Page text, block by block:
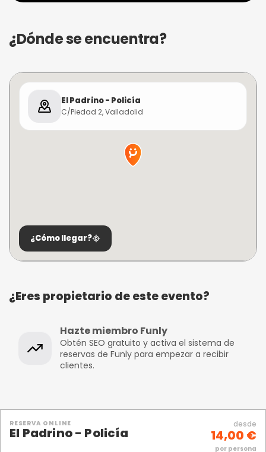
¿Dónde se encuentra?
El Padrino - Policía
C/Piedad 2, Valladolid
¿Cómo llegar?
¿Eres propietario de este evento?
Hazte miembro Funly
Obtén SEO gratuito y activa el sistema de
reservas de Funly para empezar a recibir
clientes.
RESERVA ONLINE
El Padrino - Policía
desde
14,00 €
por persona